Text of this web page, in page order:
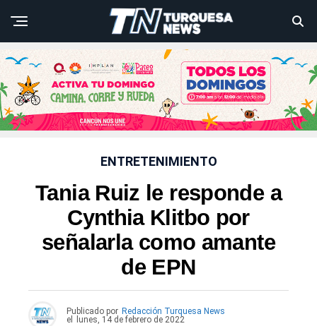
ENTRETENIMIENTO
Tania Ruiz le responde a
Cynthia Klitbo por
señalarla como amante
de EPN
Publicado por Redacción Turquesa News
el
lunes, 14 de febrero de 2022